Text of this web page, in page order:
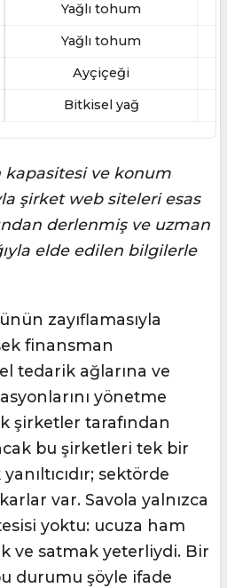
Yağlı tohum
Yağlı tohum
Ayçiçeği
Bitkisel yağ
kapasitesi ve konum
şirket web siteleri esas
derlenmiş ve uzman
elde edilen bilgilerle
zayıflamasıyla
finansman
tedarik ağlarına ve
yönetme
şirketler tarafından
bu şirketleri tek bir
sektörde
var. Savola yalnızca
yoktu: ucuza ham
ve satmak yeterliydi. Bir
durumu şöyle ifade